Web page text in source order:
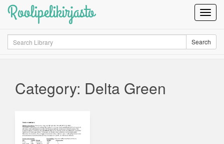
Roolipelikirjasto
Search Search
Category: Delta Green